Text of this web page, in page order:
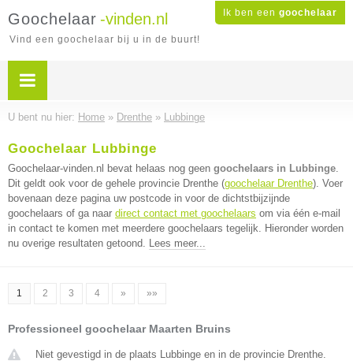
Ik ben een goochelaar
Goochelaar -vinden.nl
Vind een goochelaar bij u in de buurt!
U bent nu hier: Home » Drenthe » Lubbinge
Goochelaar Lubbinge
Goochelaar-vinden.nl bevat helaas nog geen goochelaars in Lubbinge.
Dit geldt ook voor de gehele provincie Drenthe (goochelaar Drenthe). Voer
bovenaan deze pagina uw postcode in voor de dichtstbijzijnde
goochelaars of ga naar direct contact met goochelaars om via één e-mail
in contact te komen met meerdere goochelaars tegelijk. Hieronder worden
nu overige resultaten getoond. Lees meer...
1 2 3 4 » »»
Professioneel goochelaar Maarten Bruins
Niet gevestigd in de plaats Lubbinge en in de provincie Drenthe.